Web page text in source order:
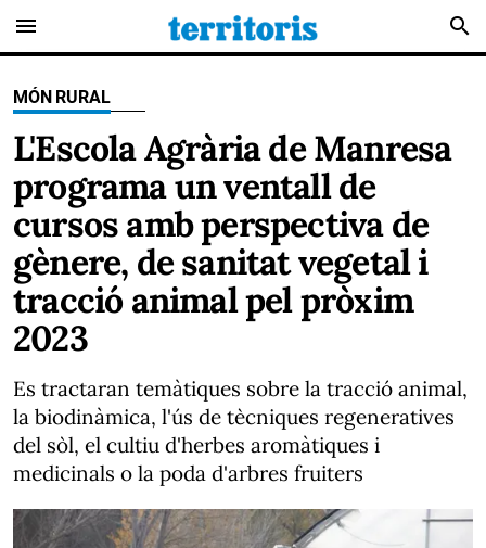
menu search
MÓN RURAL
L'Escola Agrària de Manresa
programa un ventall de
cursos amb perspectiva de
gènere, de sanitat vegetal i
tracció animal pel pròxim
2023
Es tractaran temàtiques sobre la tracció animal,
la biodinàmica, l'ús de tècniques regeneratives
del sòl, el cultiu d'herbes aromàtiques i
medicinals o la poda d'arbres fruiters